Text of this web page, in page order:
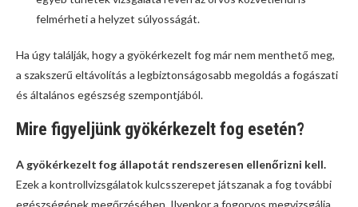
felmérheti a helyzet súlyosságát.
Ha úgy találják, hogy a gyökérkezelt fog már nem menthető meg,
a szakszerű eltávolítás a legbiztonságosabb megoldás a fogászati
és általános egészség szempontjából.
Mire figyeljünk gyökérkezelt fog esetén?
A gyökérkezelt fog állapotát rendszeresen ellenőrizni kell.
Ezek a kontrollvizsgálatok kulcsszerepet játszanak a fog további
egészségének megőrzésében. Ilyenkor a fogorvos megvizsgálja,